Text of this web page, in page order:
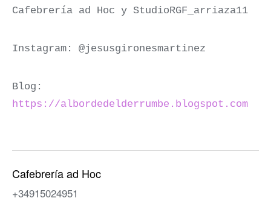
Cafebrería ad Hoc y StudioRGF_arriaza11
Instagram: @jesusgironesmartinez
Blog:
https://albordedelderrumbe.blogspot.com
Cafebrería ad Hoc
+34915024951